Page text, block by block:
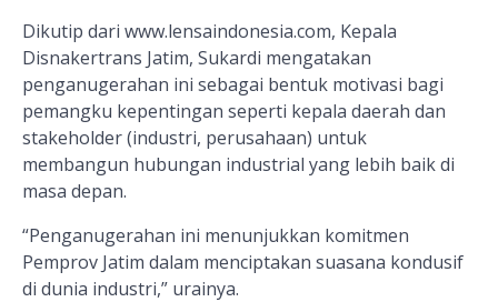
Dikutip dari www.lensaindonesia.com, Kepala
Disnakertrans Jatim, Sukardi mengatakan
penganugerahan ini sebagai bentuk motivasi bagi
pemangku kepentingan seperti kepala daerah dan
stakeholder (industri, perusahaan) untuk
membangun hubungan industrial yang lebih baik di
masa depan.
“Penganugerahan ini menunjukkan komitmen
Pemprov Jatim dalam menciptakan suasana kondusif
di dunia industri,” urainya.